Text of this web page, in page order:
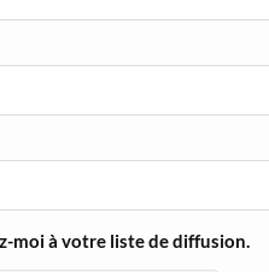
moi à votre liste de diffusion.